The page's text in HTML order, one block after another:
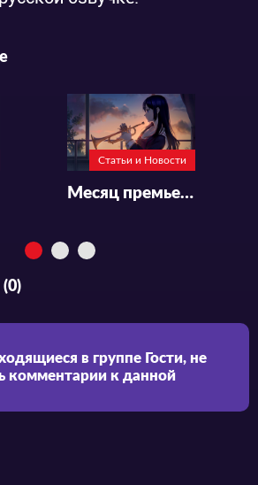
Статьи и Новости
Месяц премьеры и новый постер аниме «Hibike! Euphonium 3»
в группе Гости, не
комментарии к данной